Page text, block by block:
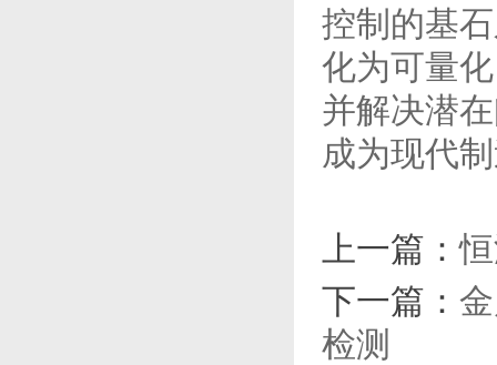
控制的基
化为可量
并解决潜
成为现代
上一篇：
下一篇：
检测